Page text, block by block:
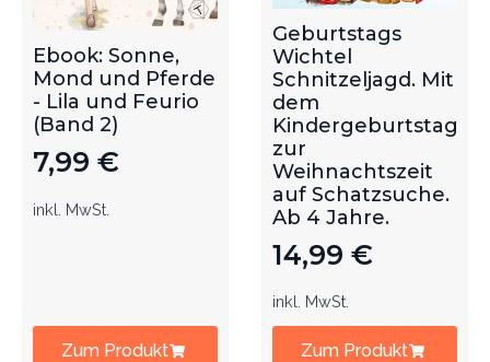
Ebook: Sonne,
Mond und Pferde
- Lila und Feurio
(Band 2)
7,99 €
inkl. MwSt.
Zum Produkt
Geburtstags
Wichtel
Schnitzeljagd. Mit
dem
Kindergeburtstag
zur
Weihnachtszeit
auf Schatzsuche.
Ab 4 Jahre.
14,99 €
inkl. MwSt.
Zum Produkt